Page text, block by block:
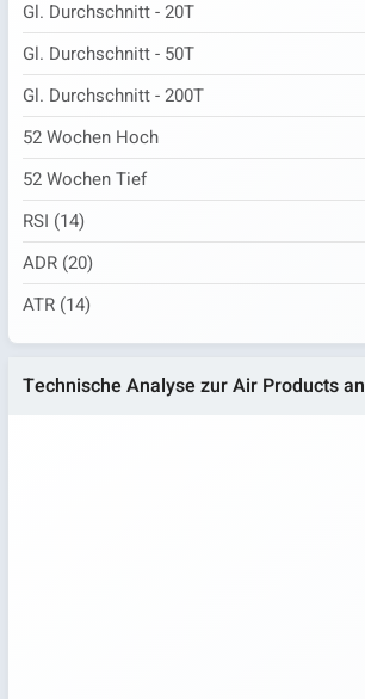
Gl. Durchschnitt - 20T
Gl. Durchschnitt - 50T
Gl. Durchschnitt - 200T
52 Wochen Hoch
52 Wochen Tief
RSI (14)
ADR (20)
ATR (14)
Technische Analyse zur Air Products